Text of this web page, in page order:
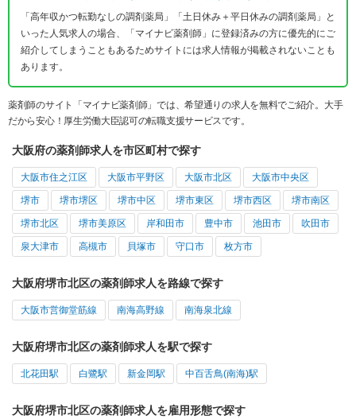
「高年収かつ転勤なしの調剤薬局」「土日休み＋平日休みの調剤薬局」と
いった人気求人の場合、「マイナビ薬剤師」に登録済みの方に優先的にご
紹介してしまうこともあるためサイトには求人情報が掲載されないことも
あります。
薬剤師のサイト「マイナビ薬剤師」では、希望通りの求人を無料でご紹介。大手
だから安心！厚生労働大臣認可の転職支援サービスです。
大阪府の薬剤師求人を市区町村で探す
大阪市住之江区 大阪市平野区 大阪市北区 大阪市中央区
堺市 堺市堺区 堺市中区 堺市東区 堺市西区 堺市南区
堺市北区 堺市美原区 岸和田市 豊中市 池田市 吹田市
泉大津市 高槻市 貝塚市 守口市 枚方市
大阪府堺市北区の薬剤師求人を路線で探す
大阪市営御堂筋線 南海高野線 南海泉北線
大阪府堺市北区の薬剤師求人を駅で探す
北花田駅 白鷺駅 新金岡駅 中百舌鳥(南海)駅
大阪府堺市北区の薬剤師求人を雇用形態で探す